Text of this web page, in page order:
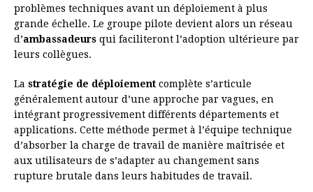
problèmes techniques avant un déploiement à plus
grande échelle. Le groupe pilote devient alors un réseau
d’ambassadeurs qui faciliteront l’adoption ultérieure par
leurs collègues.
La stratégie de déploiement complète s’articule
généralement autour d’une approche par vagues, en
intégrant progressivement différents départements et
applications. Cette méthode permet à l’équipe technique
d’absorber la charge de travail de manière maîtrisée et
aux utilisateurs de s’adapter au changement sans
rupture brutale dans leurs habitudes de travail.